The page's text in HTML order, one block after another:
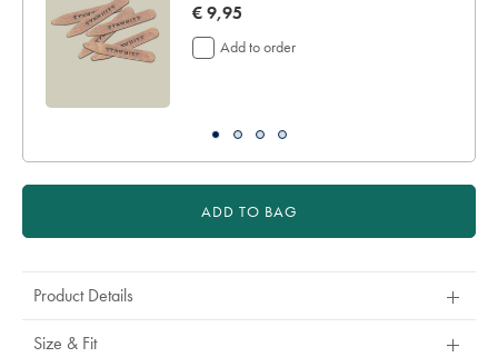
now
€
9,95
€ 9,95
Add to order
ADD TO BAG
Product Details
Size & Fit